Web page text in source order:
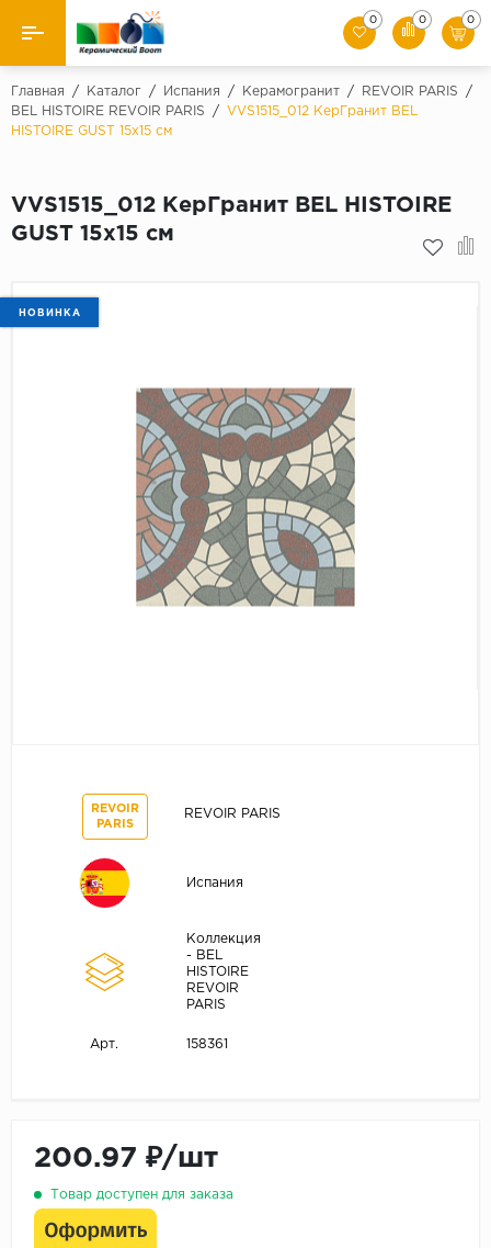
Назад
Производители
Керамогранит
0 0 0
Главная / Каталог / Испания / Керамогранит / REVOIR PARIS
/
BEL HISTOIRE REVOIR PARIS
/
VVS1515_012 КерГранит BEL
HISTOIRE GUST 15x15 см
VVS1515_012 КерГранит BEL HISTOIRE
GUST 15x15 см
НОВИНКА
REVOIR
PARIS
REVOIR PARIS
Испания
Коллекция
- BEL
HISTOIRE
REVOIR
PARIS
Арт. 158361
200.97 ₽/шт
Товар доступен для заказа